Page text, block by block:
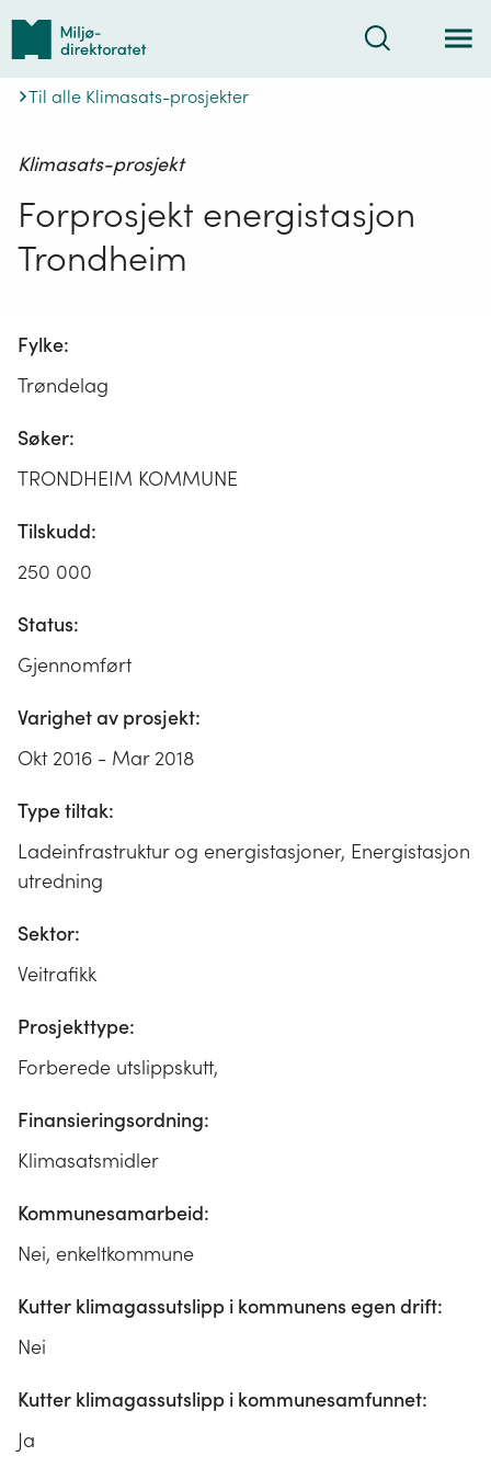
Tilbake
forsiden
Søk
Til alle Klimasats-prosjekter
Klimasats-prosjekt
Forprosjekt energistasjon
Trondheim
Fylke:
Trøndelag
Søker:
TRONDHEIM KOMMUNE
Tilskudd:
250 000
Status:
Gjennomført
Varighet av prosjekt:
Okt 2016 - Mar 2018
Type tiltak:
Ladeinfrastruktur og energistasjoner, Energistasjon
utredning
Sektor:
Veitrafikk
Prosjekttype:
Forberede utslippskutt,
Finansieringsordning:
Klimasatsmidler
Kommunesamarbeid:
Nei, enkeltkommune
Kutter klimagassutslipp i kommunens egen drift:
Nei
Kutter klimagassutslipp i kommunesamfunnet:
Ja